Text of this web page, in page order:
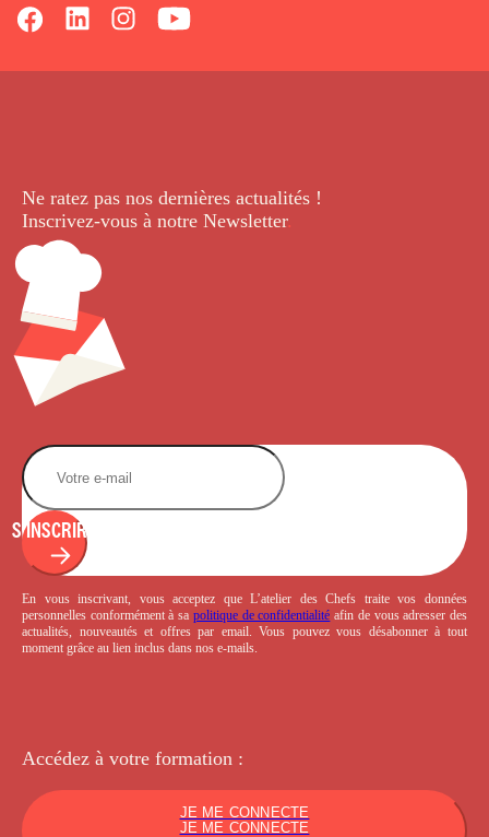
Ne ratez pas nos dernières actualités !
Inscrivez-vous à notre Newsletter.
S'INSCRIRE
En vous inscrivant, vous acceptez que L’atelier des Chefs traite vos données
personnelles conformément à sa politique de confidentialité afin de vous adresser des
actualités, nouveautés et offres par email. Vous pouvez vous désabonner à tout
moment grâce au lien inclus dans nos e-mails.
Accédez à votre formation :
JE ME CONNECTE
JE ME CONNECTE